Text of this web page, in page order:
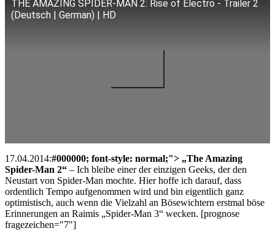
THE AMAZING SPIDER-MAN 2: Rise of Electro - Trailer 2
(Deutsch | German) | HD
17.04.2014:#000000; font-style: normal;"> „The Amazing
Spider-Man 2“ – Ich bleibe einer der einzigen Geeks, der den
Neustart von Spider-Man mochte. Hier hoffe ich darauf, dass
ordentlich Tempo aufgenommen wird und bin eigentlich ganz
optimistisch, auch wenn die Vielzahl an Bösewichtern erstmal böse
Erinnerungen an Raimis „Spider-Man 3“ wecken. [prognose
fragezeichen="7"]